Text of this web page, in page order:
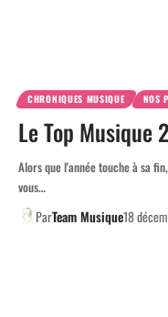
CHRONIQUES MUSIQUE NOS
Le Top Musique
Alors que l'année touche à sa
vous…
ParTeam Musique18